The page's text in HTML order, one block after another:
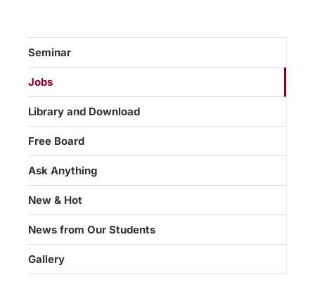
Seminar
Jobs
Library and Download
Free Board
Ask Anything
New & Hot
News from Our Students
Gallery